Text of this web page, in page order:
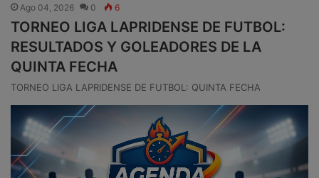
Ago 04, 2026 0 6
TORNEO LIGA LAPRIDENSE DE FUTBOL:
RESULTADOS Y GOLEADORES DE LA
QUINTA FECHA
TORNEO LIGA LAPRIDENSE DE FUTBOL: QUINTA FECHA